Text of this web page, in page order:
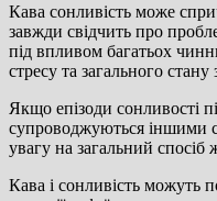
Кава сонливість може
завжди свідчить про
під впливом багатьох
стресу та загального стану
Якщо епізоди сонливості
супроводжуються іншими
увагу на загальний спосіб
Кава і сонливість можуть